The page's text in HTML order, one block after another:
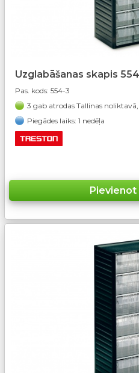
Uzglabāšanas skapis
Pas. kods: 554-3
3 gab atrodas Tallinas noliktavā,
Piegādes laiks: 1 nedēļa